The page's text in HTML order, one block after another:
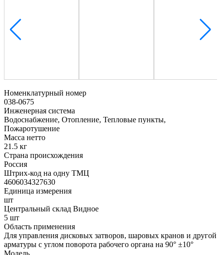
Номенклатурный номер
038-0675
Инженерная система
Водоснабжение, Отопление, Тепловые пункты,
Пожаротушение
Масса нетто
21.5 кг
Страна происхождения
Россия
Штрих-код на одну ТМЦ
4606034327630
Единица измерения
шт
Центральный склад Видное
5 шт
Область применения
Для управления дисковых затворов, шаровых кранов и другой
арматуры с углом поворота рабочего органа на 90° ±10°
Модель